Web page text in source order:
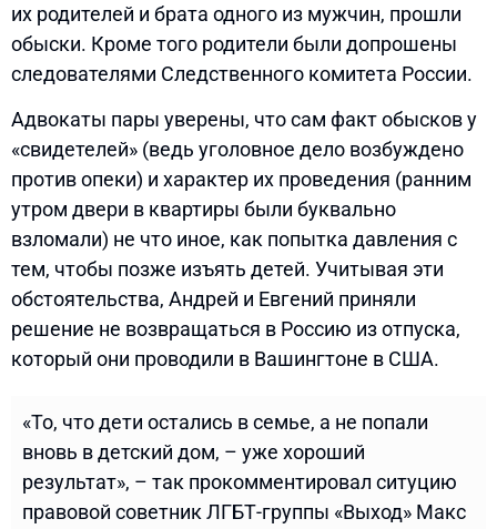
их родителей и брата одного из мужчин, прошли
обыски. Кроме того родители были допрошены
следователями Следственного комитета России.
Адвокаты пары уверены, что сам факт обысков у
«свидетелей» (ведь уголовное дело возбуждено
против опеки) и характер их проведения (ранним
утром двери в квартиры были буквально
взломали) не что иное, как попытка давления с
тем, чтобы позже изъять детей. Учитывая эти
обстоятельства, Андрей и Евгений приняли
решение не возвращаться в Россию из отпуска,
который они проводили в Вашингтоне в США.
«То, что дети остались в семье, а не попали
вновь в детский дом, – уже хороший
результат», – так прокомментировал ситуцию
правовой советник ЛГБТ-группы «Выход» Макс